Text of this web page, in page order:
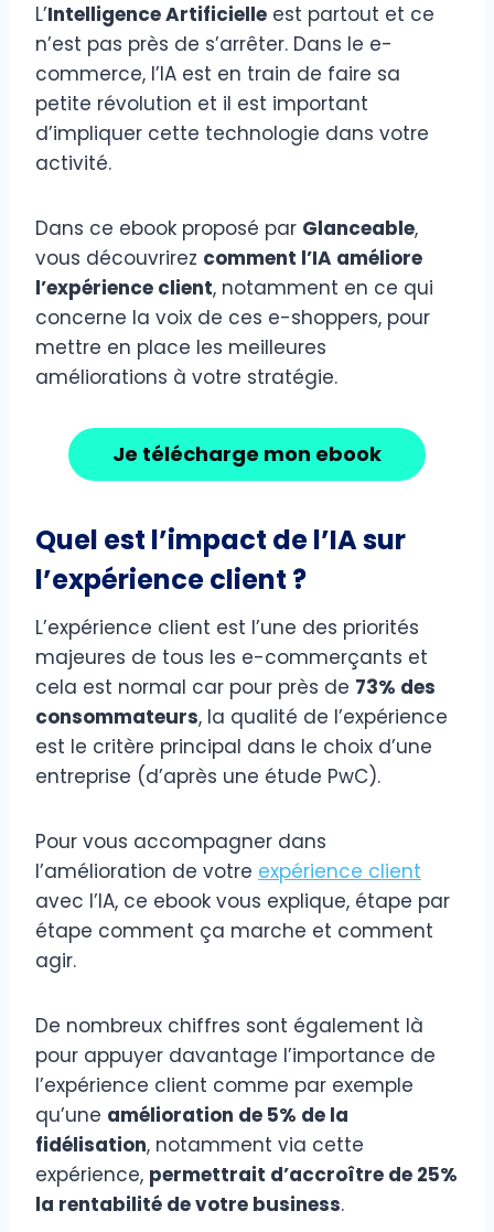
L’Intelligence Artificielle est partout et ce
n’est pas près de s’arrêter. Dans le e-
commerce, l’IA est en train de faire sa
petite révolution et il est important
d’impliquer cette technologie dans votre
activité.
Dans ce ebook proposé par Glanceable,
vous découvrirez comment l’IA améliore
l’expérience client, notamment en ce qui
concerne la voix de ces e-shoppers, pour
mettre en place les meilleures
améliorations à votre stratégie.
Je télécharge mon ebook
Quel est l’impact de l’IA sur
l’expérience client ?
L’expérience client est l’une des priorités
majeures de tous les e-commerçants et
cela est normal car pour près de 73% des
consommateurs, la qualité de l’expérience
est le critère principal dans le choix d’une
entreprise (d’après une étude PwC).
Pour vous accompagner dans
l’amélioration de votre expérience client
avec l’IA, ce ebook vous explique, étape par
étape comment ça marche et comment
agir.
De nombreux chiffres sont également là
pour appuyer davantage l’importance de
l’expérience client comme par exemple
qu’une amélioration de 5% de la
fidélisation, notamment via cette
expérience, permettrait d’accroître de 25%
la rentabilité de votre business.